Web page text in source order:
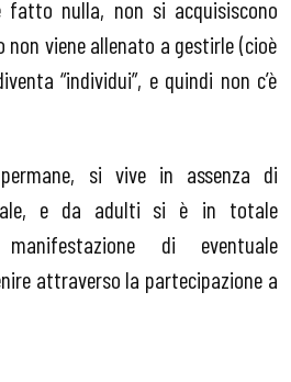
nulla, non si acquisiscono
viene allenato a gestirle (cioè
“individui”, e quindi non c’è
si vive in assenza di
e da adulti si è in totale
di eventuale
attraverso la partecipazione a